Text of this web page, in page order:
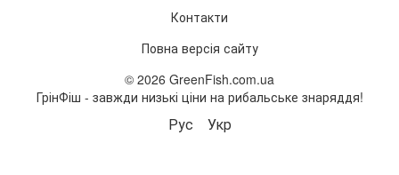
Контакти
Повна версія сайту
© 2026 GreenFish.com.ua
ГрінФіш - завжди низькі ціни на рибальське знаряддя!
Рус Укр